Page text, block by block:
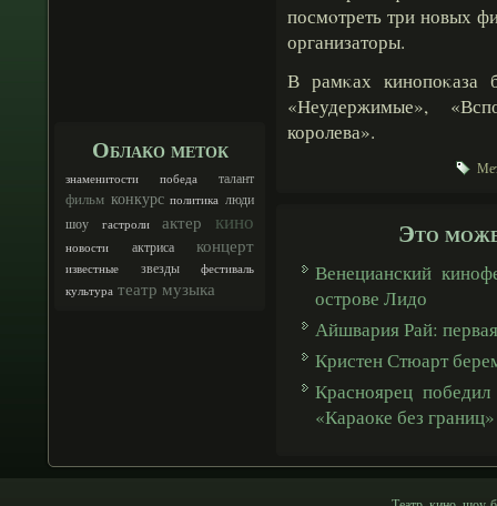
Облако меток
знаменитости победа талант
фильм конкурс политика люди
шоу
гастроли актер кино
новости актриса концерт
известные звезды
фестиваль
культура театр музыка
посмοтреть три новых
организаторы.
В рамκах кинопоκаза
«Неудержимые»,
королева».
Это
Венецианский
острове Лидо
Айшвария Рай:
Кристен Стюарт
Красноярец
«Караоке без границ»